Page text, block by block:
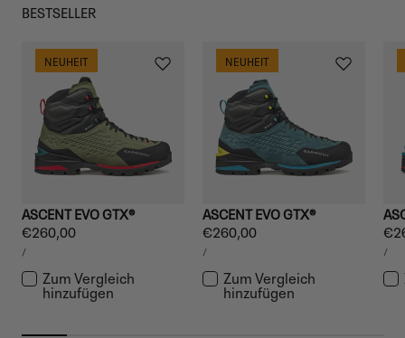
BESTSELLER
NEUHEIT
ASCENT EVO GTX®
Regulärer
Preis
€260,00
STÜCKPREIS
/PRO
Zum Vergleich
hinzufügen
NEUHEIT
ASCENT EVO GTX®
Regulärer
Preis
€260,00
STÜCKPREIS
/PRO
Zum Vergleich
hinzufügen
/